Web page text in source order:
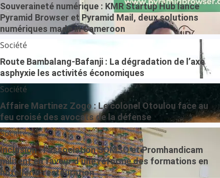
Souveraineté numérique : KMR Startup Hub lance
Pyramid Browser et Pyramid Mail, deux solutions
numériques made in Cameroon
Société
Route Bambalang-Bafanji : La dégradation de l’axe
asphyxie les activités économiques
Société
Affaire Martinez Zogo : Le colonel Otoulou face au
feu croisé des avocats de la défense
Société
Inclusion : l’association SOMSO et Promhandicam
militent en faveur d’une réforme des formations en
hôtellerie-restauration